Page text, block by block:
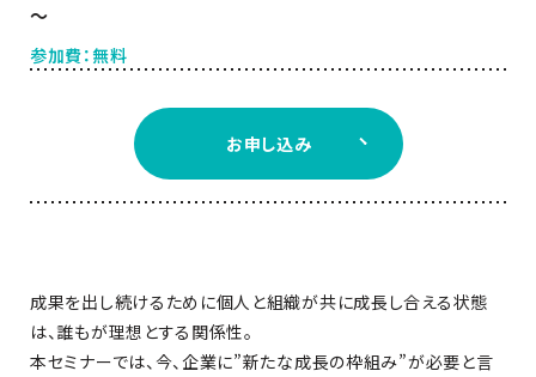
～
参加費：無料
お申し込み
成果を出し続けるために個人と組織が共に成長し合える状態
は、誰もが理想とする関係性。
本セミナーでは、今、企業に”新たな成長の枠組み”が必要と言